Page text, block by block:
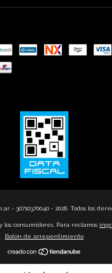
- 30710370040 - 2026. Todos los
los consumidores. Para reclamos
Botón de arrepentimiento